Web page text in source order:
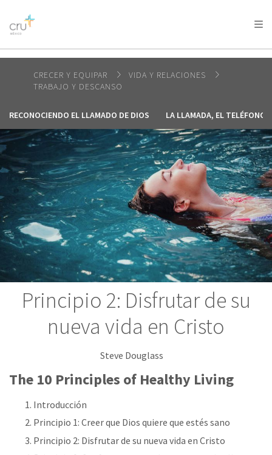
AFRICA
AMERICA / CARIBBEAN
OCEANIA
CRECER Y EQUIPAR
VIDA Y RELACIONES
TRABAJO Y DESCANSO
RECONOCIENDO EL LLAMADO DE DIOS LA LLAMADA, EL TELÉFONO
Principio 2: Disfrutar de su
nueva vida en Cristo
Steve Douglass
The 10 Principles of Healthy Living
Introducción
Principio 1: Creer que Dios quiere que estés sano
Principio 2: Disfrutar de su nueva vida en Cristo